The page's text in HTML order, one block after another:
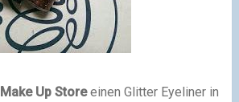
Make Up Storeeinen Glitter Eyeliner in